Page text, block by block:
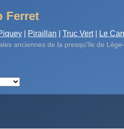
Ferret
Piraillan Truc Vert Le
anciennes de la presqu'île de